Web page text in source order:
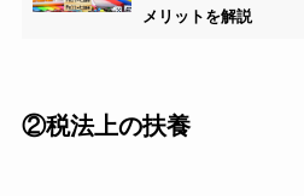
メリットを解説
②税法上の扶養